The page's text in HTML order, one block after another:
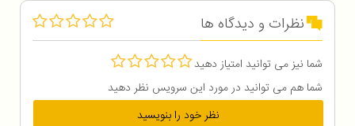
نظرات و دیدگاه ها
شما نیز می توانید امتیاز دهید
شما هم می توانید در مورد این سرویس نظر دهید
نظر خود را بنویسید